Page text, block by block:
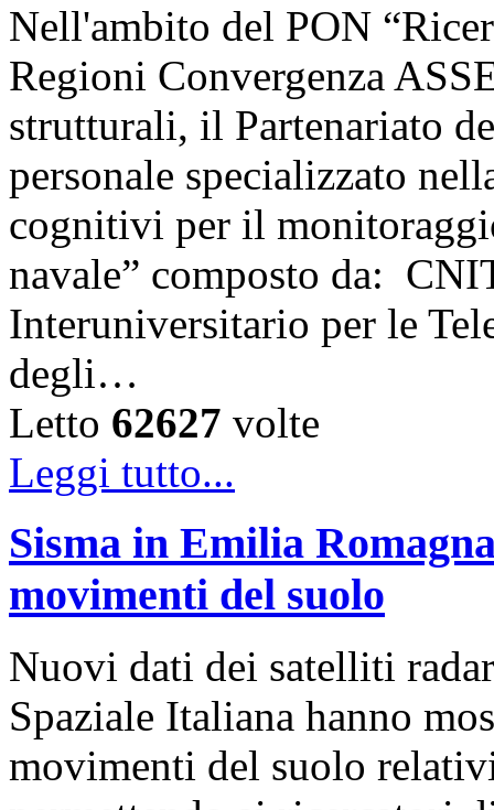
Nell'ambito del PON
Regioni Convergenza
strutturali, il Partenariato
personale specializzato
cognitivi per il
navale” composto da:
Interuniversitario per le
degli…
Letto 62627 volte
Leggi tutto...
Sisma in Emilia
movimenti del suolo
Nuovi dati dei satelliti
Spaziale Italiana hanno
movimenti del suolo